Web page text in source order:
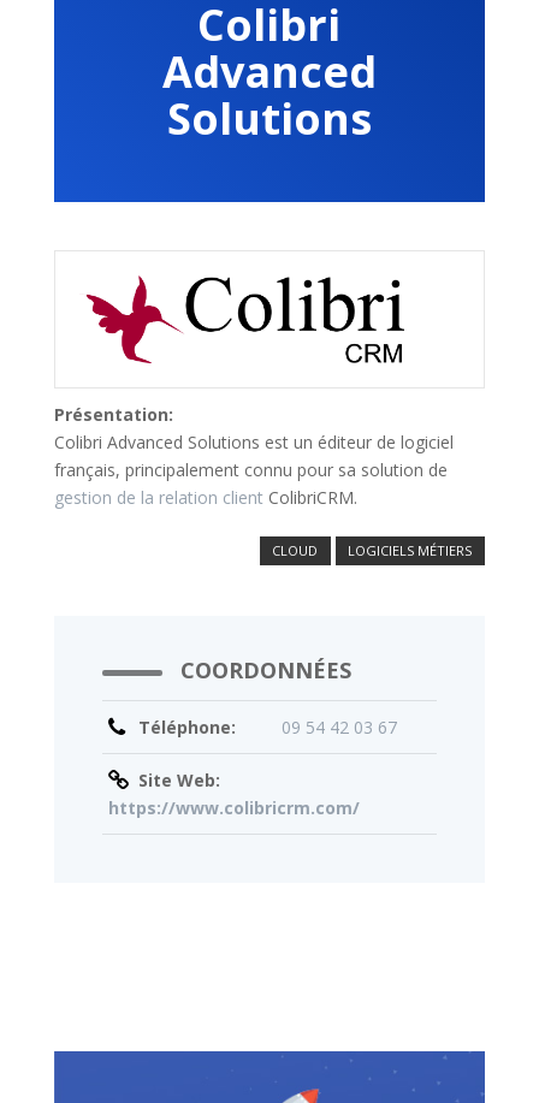
Colibri
Advanced
Solutions
Présentation:
Colibri Advanced Solutions est un éditeur de logiciel
français, principalement connu pour sa solution de
gestion de la relation client ColibriCRM.
CLOUD LOGICIELS MÉTIERS
COORDONNÉES
Téléphone: 09 54 42 03 67
Site Web:
https://www.colibricrm.com/